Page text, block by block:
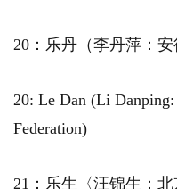
20：乐丹（李丹萍：安
20: Le Dan (Li Danping:
Federation)
21：乐生〈汪锦生：北